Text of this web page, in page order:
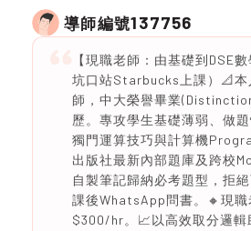
導師編號137756
【現職老師：由基礎到DSE
坑口站Starbucks上課）📐本
師，中大榮譽畢業
歷。專攻學生基礎薄弱、做
獨門運算技巧與計算機
出版社最新內部題庫及跨校
自製筆記歸納必考題型，拒
課後WhatsApp問書。🔸現職
$300/hr。📈以高效取分邏輯